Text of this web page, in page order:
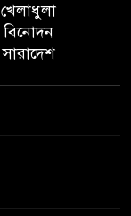
খেলাধুলা
বিনোদন
সারাদেশ